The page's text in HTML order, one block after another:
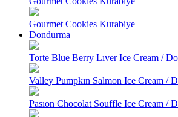
Gourmet Cookies Kurabiye
Dondurma
Torte Blue Berry Lıver Ice Cream /
Valley Pumpkın Salmon Ice Cream /
Pasıon Chocolat Souffle Ice Cream /